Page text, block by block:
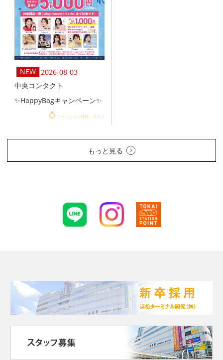
2026-08-03
中央コンタクト
✨HappyBagキャンペーン✨
ファッション雑貨・コスメ
もっと見る